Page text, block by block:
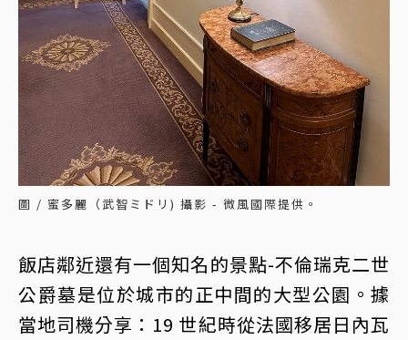
圖 / 蜜多麗（武智ミドリ) 攝影 - 微風國際提供。
飯店鄰近還有一個知名的景點-不倫瑞克二世
公爵墓是位於城市的正中間的大型公園。據
當地司機分享：19 世紀時從法國移居日內瓦